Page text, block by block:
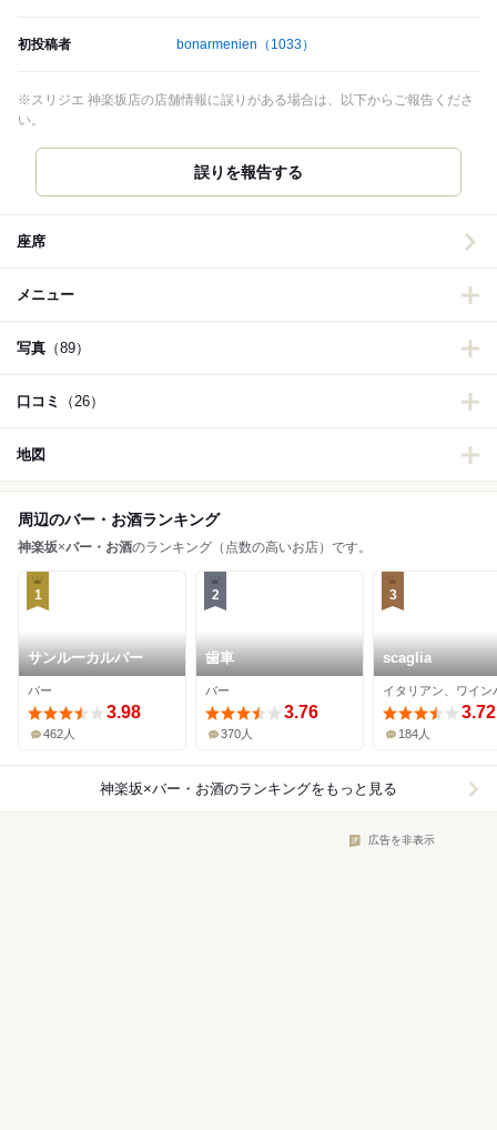
初投稿者 bonarmenien （1033）
※スリジエ 神楽坂店の店舗情報に誤りがある場合は、以下からご報告くださ
い。
誤りを報告する
座席
メニュー
写真 （89）
口コミ （26）
地図
周辺のバー・お酒ランキング
神楽坂×バー・お酒のランキング（点数の高いお店）です。
1
サンルーカルバー
バー
3.98
462人
2
歯車
バー
3.76
370人
3
scaglia
イタリアン、ワイン
3.72
184人
神楽坂×バー・お酒のランキングをもっと見る
広告を非表示